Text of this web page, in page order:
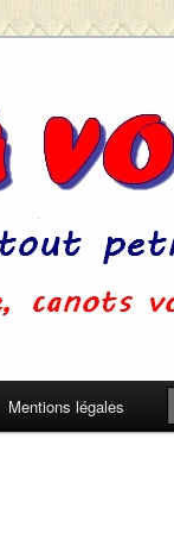
Mentions légales